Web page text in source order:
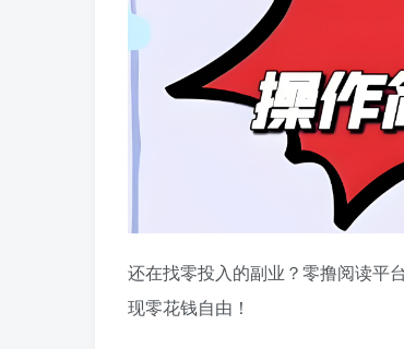
还在找零投入的副业？零撸阅读平
现零花钱自由！